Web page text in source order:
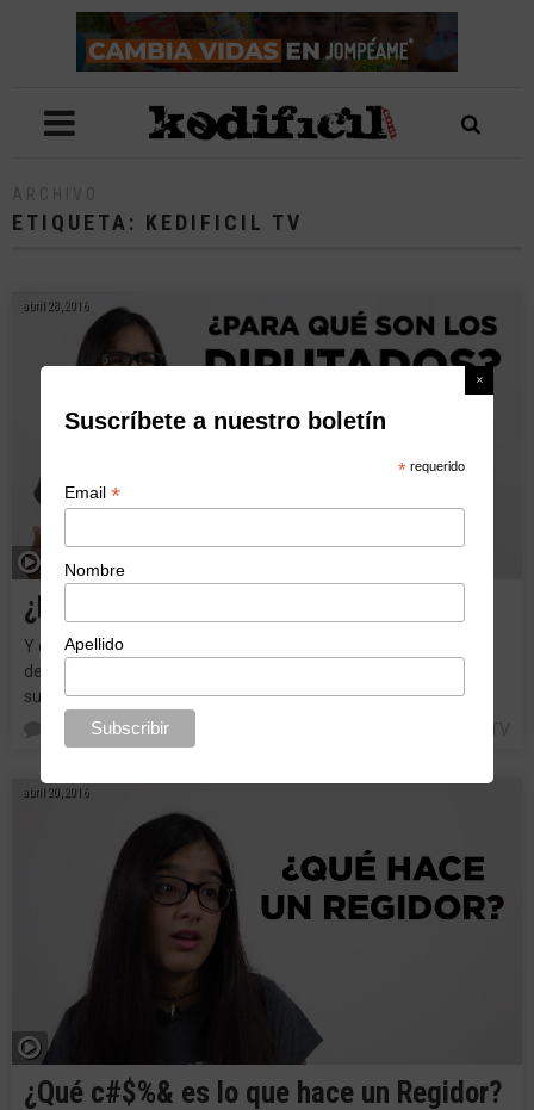
ETIQUETA: KEDIFICIL TV
abril 28, 2016
¿Para qué sirven los Diputados?
Y como lo prometido es deuda, aquí tienen la segunda entrega
de Educación Electoral en la onda de KeDificil. Si aún no estás
suscrit@ a #KeDificilTV…
abril 20, 2016
¿Qué c#$%& es lo que hace un Regidor?
Suscríbete a nuestro boletín
* requerido
Email*
Nombre
Apellido